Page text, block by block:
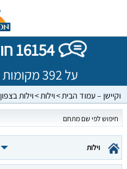
16154 חוות דעת מאומתות!
על 392 מקומות אירוח שונים בישראל
וקיישן – עמוד הבית וילות וילות בצפון
וילות